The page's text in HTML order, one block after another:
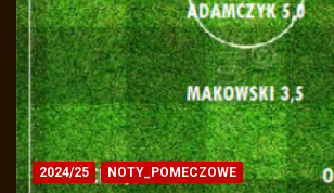
2024/25 NOTY_POMECZOWE